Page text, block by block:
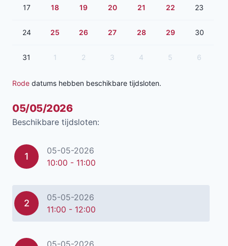
17 18 19 20 21 22 23
24 25 26 27 28 29 30
31 1 2 3 4 5 6
Rode datums hebben beschikbare tijdsloten.
05/05/2026
Beschikbare tijdsloten:
1
05-05-2026
10:00 - 11:00
2
05-05-2026
11:00 - 12:00
05-05-2026